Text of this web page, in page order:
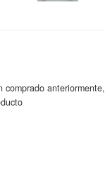
comprado anteriormente,